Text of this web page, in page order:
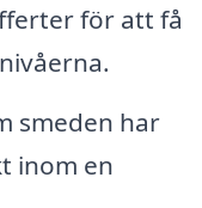
för att få
smeden har
inom en